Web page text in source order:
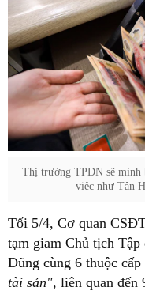
Thị trường TPDN sẽ minh
việc như Tân
Tối 5/4, Cơ quan
tạm giam Chủ tịch
Dũng cùng 6 thuộc
tài sản", liên quan đến